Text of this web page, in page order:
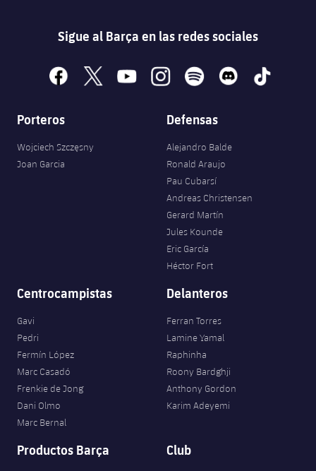
Accesibilidad
Sigue al Barça en las redes sociales
facebook
x youtubeinstagramspotify discord tiktok
Porteros
Wojciech Szczęsny
Joan Garcia
Defensas
Alejandro Balde
Ronald Araujo
Pau Cubarsí
Andreas Christensen
Gerard Martín
Jules Kounde
Eric García
Héctor Fort
Centrocampistas
Gavi
Pedri
Fermín López
Marc Casadó
Frenkie de Jong
Dani Olmo
Marc Bernal
Delanteros
Ferran Torres
Lamine Yamal
Raphinha
Roony Bardghji
Anthony Gordon
Karim Adeyemi
Productos Barça Club